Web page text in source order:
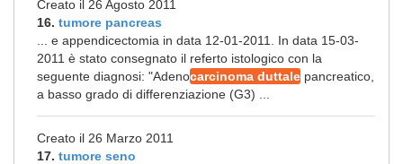
Creato il 26 Agosto 2011
16. tumore pancreas
... e appendicectomia in data 12-01-2011. In data 15-03-
2011 è stato consegnato il referto istologico con la
seguente diagnosi: "Adenocarcinoma duttale pancreatico,
a basso grado di differenziazione (G3) ...
Creato il 26 Marzo 2011
17. tumore seno